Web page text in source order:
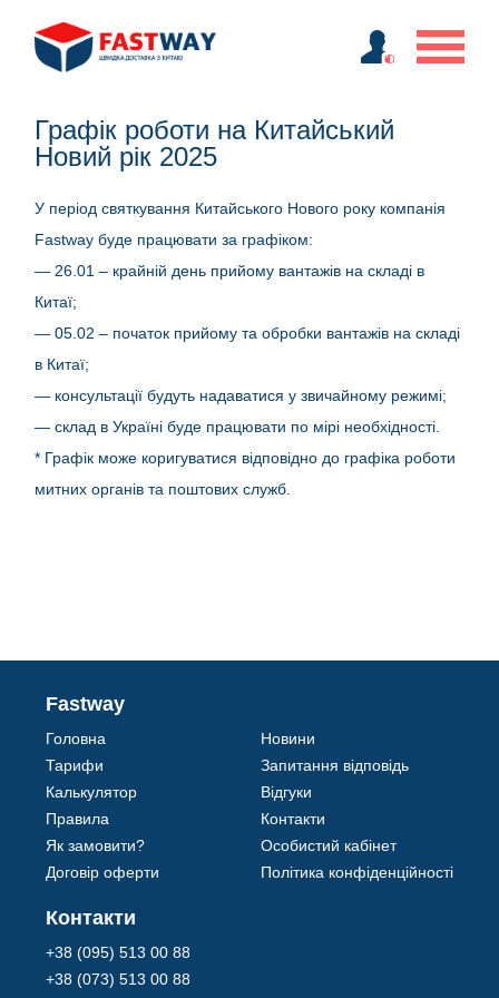
Графік роботи на Китайський
Новий рік 2025
У період святкування Китайського Нового року компанія
Fastway буде працювати за графіком:
— 26.01 – крайній день прийому вантажів на складі в
Китаї;
— 05.02 – початок прийому та обробки вантажів на складі
в Китаї;
— консультації будуть надаватися у звичайному режимі;
— склад в Україні буде працювати по мірі необхідності.
* Графік може коригуватися відповідно до графіка роботи
митних органів та поштових служб.
Fastway
Головна
Тарифи
Калькулятор
Правила
Як замовити?
Договір оферти
Новини
Запитання відповідь
Відгуки
Контакти
Особистий кабінет
Політика конфіденційності
Контакти
+38 (095) 513 00 88
+38 (073) 513 00 88